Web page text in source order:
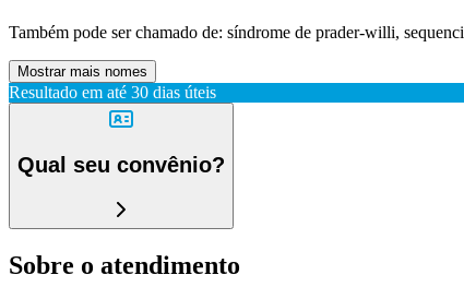
Também pode ser chamado de: síndrome de prader-willi,
Mostrar mais nomes
Resultado em até 30 dias úteis
Qual seu convênio?
Sobre o atendimento